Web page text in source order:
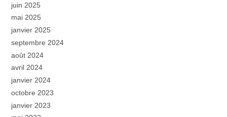
juin 2025
mai 2025
janvier 2025
septembre 2024
août 2024
avril 2024
janvier 2024
octobre 2023
janvier 2023